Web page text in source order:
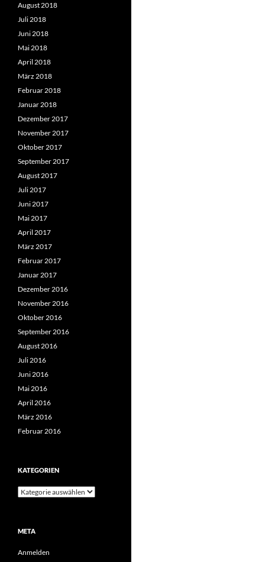
August 2018
Juli 2018
Juni 2018
Mai 2018
April 2018
März 2018
Februar 2018
Januar 2018
Dezember 2017
November 2017
Oktober 2017
September 2017
August 2017
Juli 2017
Juni 2017
Mai 2017
April 2017
März 2017
Februar 2017
Januar 2017
Dezember 2016
November 2016
Oktober 2016
September 2016
August 2016
Juli 2016
Juni 2016
Mai 2016
April 2016
März 2016
Februar 2016
KATEGORIEN
Kategorien
META
Anmelden